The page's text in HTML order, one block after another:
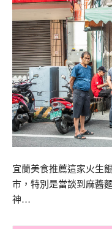
宜蘭美食推薦這家火生
市，特別是當談到麻醬
神…